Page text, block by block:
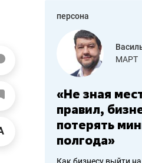
персона
работа
МАРТ
«Не зная
правил,
потерять
полгода»